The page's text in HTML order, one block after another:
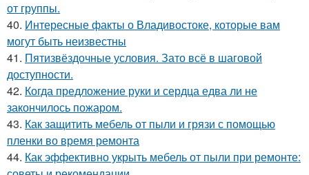
от группы.
40. Интересные факты о Владивостоке, которые вам
могут быть неизвестны
41. Пятизвёздочные условия. Зато всё в шаговой
доступности.
42. Когда предложение руки и сердца едва ли не
закончилось пожаром.
43. Как защитить мебель от пыли и грязи с помощью
пленки во время ремонта
44. Как эффективно укрыть мебель от пыли при ремонте: